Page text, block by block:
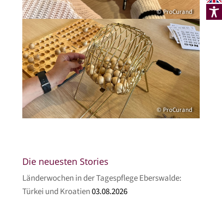
© ProCurand
© ProCurand
Die neuesten Stories
Länderwochen in der Tagespflege Eberswalde:
Türkei und Kroatien03.08.2026